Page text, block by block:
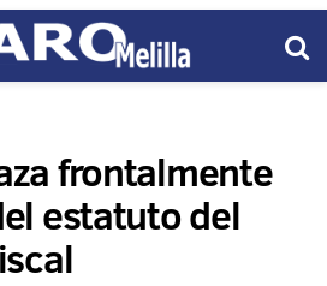
frontalmente
estatuto del